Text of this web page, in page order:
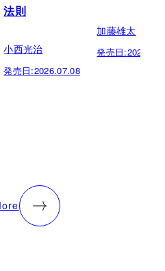
法則
小西光治
発売日:2026.07.08
加藤雄太
発売日: